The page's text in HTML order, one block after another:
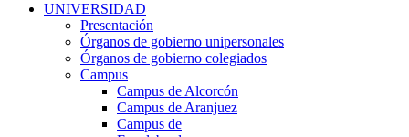
UNIVERSIDAD
Presentación
Órganos de gobierno unipersonales
Órganos de gobierno colegiados
Campus
Campus de Alcorcón
Campus de Aranjuez
Campus de